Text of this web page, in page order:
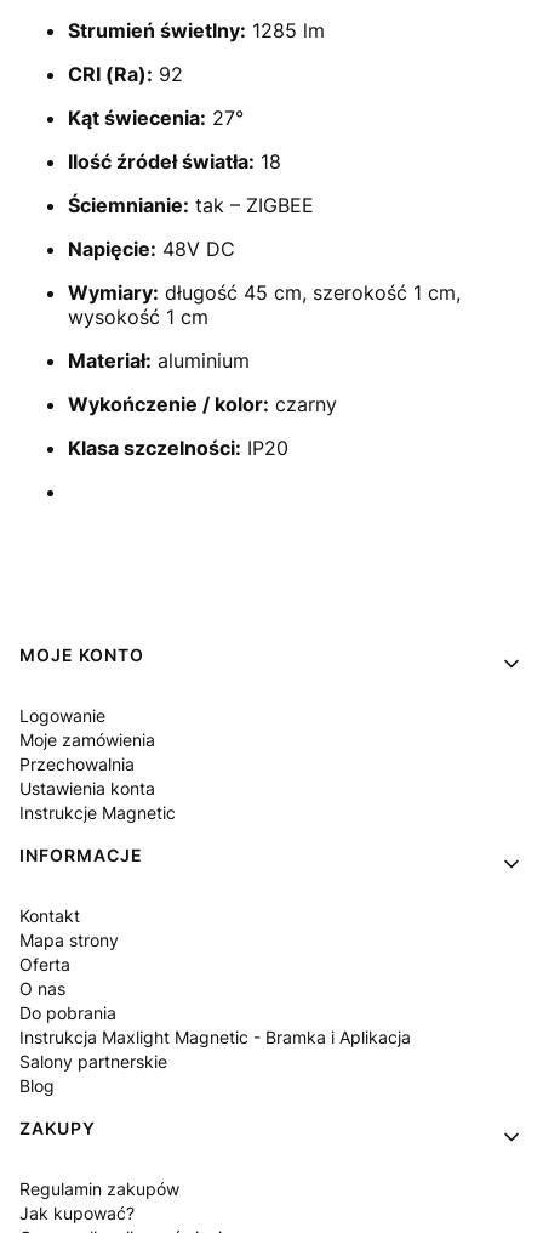
Strumień świetlny: 1285 lm
CRI (Ra): 92
Kąt świecenia: 27°
Ilość źródeł światła: 18
Ściemnianie: tak – ZIGBEE
Napięcie: 48V DC
Wymiary: długość 45 cm, szerokość 1 cm,
wysokość 1 cm
Materiał: aluminium
Wykończenie / kolor: czarny
Klasa szczelności: IP20
Linki w stopce
MOJE KONTO
Logowanie
Moje zamówienia
Przechowalnia
Ustawienia konta
Instrukcje Magnetic
INFORMACJE
Kontakt
Mapa strony
Oferta
O nas
Do pobrania
Instrukcja Maxlight Magnetic - Bramka i Aplikacja
Salony partnerskie
Blog
ZAKUPY
Regulamin zakupów
Jak kupować?